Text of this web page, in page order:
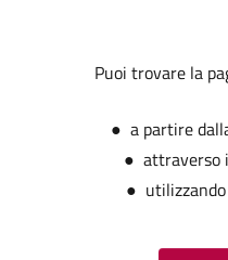
Puoi trovare la
● a partire
● attraverso
●